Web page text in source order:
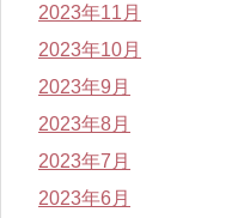
2023年11月
2023年10月
2023年9月
2023年8月
2023年7月
2023年6月